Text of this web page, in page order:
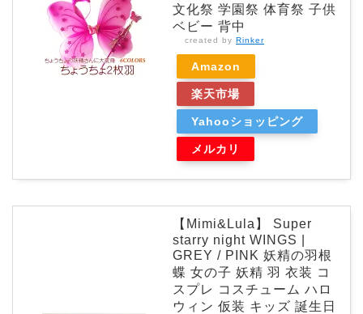
文化祭 学園祭 体育祭 子供
ベビー 背中
created by Rinker
Amazon
楽天市場
Yahooショッピング
メルカリ
【Mimi&Lula】 Super
starry night WINGS |
GREY / PINK 妖精の羽根
蝶 女の子 妖精 羽 衣装 コ
スプレ コスチューム ハロ
ウィン 仮装 キッズ 誕生日